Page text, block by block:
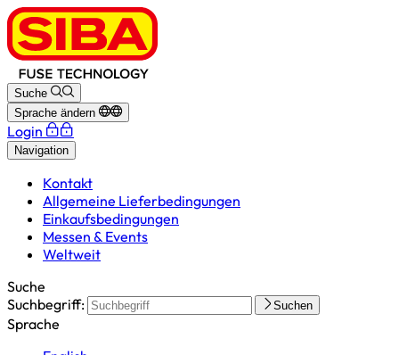
Suche
Sprache ändern
Login
Navigation
Kontakt
Allgemeine Lieferbedingungen
Einkaufsbedingungen
Messen & Events
Weltweit
Suche
Suchbegriff:
Suchen
Sprache